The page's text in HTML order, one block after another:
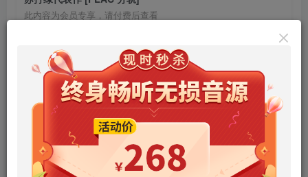
此内容为会员专享，请付费后查看
9.9 ￥99
年卡会员免费 永久会员免费
立即购买
您当前未登录！建议登陆后购买，可保存购买订单
专辑名称：苏打绿代表作